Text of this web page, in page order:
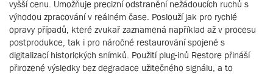
vyšší cenu. Umožňuje precizní odstranění nežádoucích ruchů s
výhodou zpracování v reálném čase. Poslouží jak pro rychlé
opravy případů, které zvukař zaznamená například až v procesu
postprodukce, tak i pro náročné restaurování spojené s
digitalizací historických snímků. Použití plug-inů Restore přináší
přirozené výsledky bez degradace užitečného signálu, a to